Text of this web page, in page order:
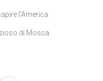
l’America
di Mosca